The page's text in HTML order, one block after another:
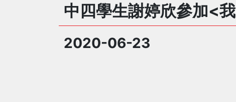
中四學生謝婷欣參加<
2020-06-23